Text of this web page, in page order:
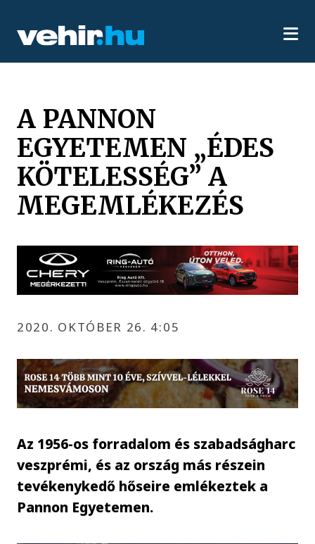
A PANNON
EGYETEMEN „ÉDES
KÖTELESSÉG” A
MEGEMLÉKEZÉS
2020. OKTÓBER 26. 4:05
Az 1956-os forradalom és szabadságharc
veszprémi, és az ország más részein
tevékenykedő hőseire emlékeztek a
Pannon Egyetemen.